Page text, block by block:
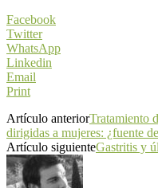
Facebook
Twitter
WhatsApp
Linkedin
Email
Print
Artículo anteriorTratamiento
dirigidas a mujeres: ¿fuente
Artículo siguienteGastritis y